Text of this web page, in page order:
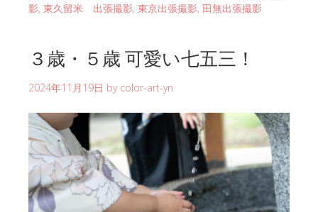
影, 東久留米 出張撮影, 東京出張撮影, 田無出張撮影
３歳・５歳 可愛い七五三！
2024年11月19日 by color-art-yn